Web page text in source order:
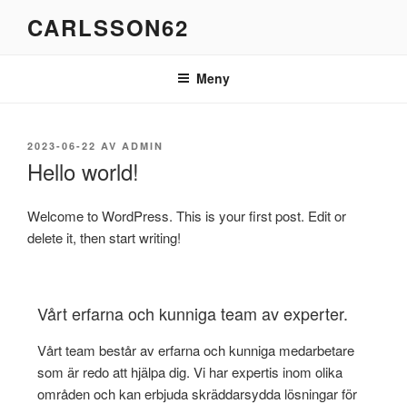
CARLSSON62
Meny
PUBLICERAT
2023-06-22 AV ADMIN
Hello world!
Welcome to WordPress. This is your first post. Edit or
delete it, then start writing!
Vårt erfarna och kunniga team av experter.
Vårt team består av erfarna och kunniga medarbetare
som är redo att hjälpa dig. Vi har expertis inom olika
områden och kan erbjuda skräddarsydda lösningar för